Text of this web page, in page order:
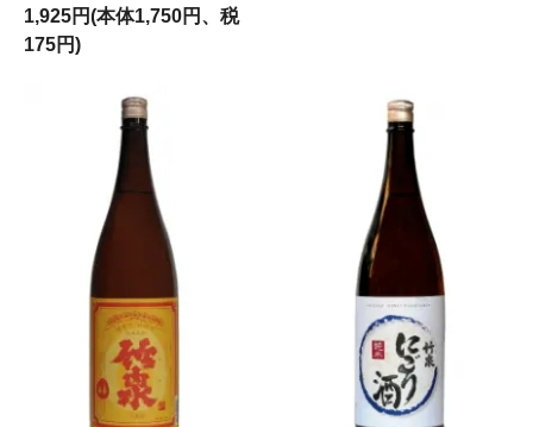
1,925円(本体1,750円、税
175円)